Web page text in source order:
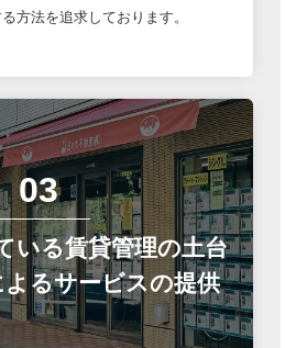
方法を追求しております。
03
いる賃貸管理の土台
るサービスの提供